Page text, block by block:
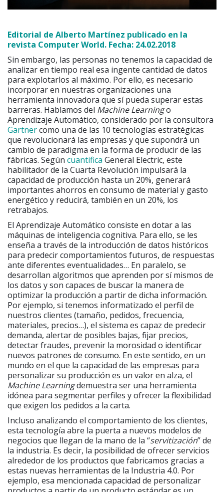
Editorial de Alberto Martínez publicado en la
revista Computer World. Fecha: 24.02.2018
Sin embargo, las personas no tenemos la capacidad de
analizar en tiempo real esa ingente cantidad de datos
para explotarlos al máximo. Por ello, es necesario
incorporar en nuestras organizaciones una
herramienta innovadora que sí pueda superar estas
barreras. Hablamos del Machine Learningo
Aprendizaje Automático, considerado por la consultora
Gartnercomo una de las 10 tecnologías estratégicas
que revolucionará las empresas y que supondrá un
cambio de paradigma en la forma de producir de las
fábricas. Según cuantifica General Electric, este
habilitador de la Cuarta Revolución impulsará la
capacidad de producción hasta un 20%, generará
importantes ahorros en consumo de material y gasto
energético y reducirá, también en un 20%, los
retrabajos.
El Aprendizaje Automático consiste en dotar a las
máquinas de inteligencia cognitiva. Para ello, se les
enseña a través de la introducción de datos históricos
para predecir comportamientos futuros, de respuestas
ante diferentes eventualidades… En paralelo, se
desarrollan algoritmos que aprenden por sí mismos de
los datos y son capaces de buscar la manera de
optimizar la producción a partir de dicha información.
Por ejemplo, si tenemos informatizado el perfil de
nuestros clientes (tamaño, pedidos, frecuencia,
materiales, precios…), el sistema es capaz de predecir
demanda, alertar de posibles bajas, fijar precios,
detectar fraudes, prevenir la morosidad o identificar
nuevos patrones de consumo. En este sentido, en un
mundo en el que la capacidad de las empresas para
personalizar su producción es un valor en alza, el
Machine Learningdemuestra ser una herramienta
idónea para segmentar perfiles y ofrecer la flexibilidad
que exigen los pedidos a la carta.
Incluso analizando el comportamiento de los clientes,
esta tecnología abre la puerta a nuevos modelos de
negocios que llegan de la mano de la “servitización” de
la industria. Es decir, la posibilidad de ofrecer servicios
alrededor de los productos que fabricamos gracias a
estas nuevas herramientas de la Industria 4.0. Por
ejemplo, esa mencionada capacidad de personalizar